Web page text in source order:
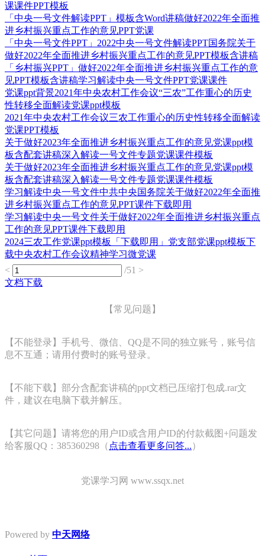
课课件PPT模板
「中央一号文件解读PPT」模板含Word讲稿做好2022年全面推
进乡村振兴重点工作的意见PPT党课
「中央一号文件PPT」2022中央一号文件解读PPT国务院关于
做好2022年全面推进乡村振兴重点工作的意见PPT模板含讲稿
「乡村振兴PPT」做好2022年全面推进乡村振兴重点工作的意
见PPT模板含讲稿学习解读中央一号文件PPT党课课件
党课ppt背景2021年中央农村工作会议“三农”工作重心的历史
性转移全面解读党课ppt模板
2021年中央农村工作会议三农工作重心的历史性转移全面解读
党课PPT模板
关于做好2023年全面推进乡村振兴重点工作的意见党课ppt模
板含配套讲稿深入解读一号文件专题党课课件模板
关于做好2023年全面推进乡村振兴重点工作的意见党课ppt模
板含配套讲稿深入解读一号文件专题党课课件模板
学习解读中央一号文件中共中央国务院关于做好2022年全面推
进乡村振兴重点工作的意见PPT课件下载即用
学习解读中央一号文件关于做好2022年全面推进乡村振兴重点
工作的意见PPT课件下载即用
2024三农工作党课ppt模板「下载即用」党支部党课ppt模板下
载中央农村工作会议精神学习微党课
<
/51 >
文档下载
【常见问题】
【不能登录】手机号、微信、QQ是不同的独立账号，账号信
息不互通；请用付费时的账号登录。
【不能下载】部分含配套讲稿的ppt文档已压缩打包成.rar文
件，建议在电脑下载并解压。
【其它问题】请将您的用户ID或含用户ID的付款截图+问题发
给客服QQ：385360298（ 点击查看更多问答...）
党课学习网 www.ssqx.net
Powered by 中天网络